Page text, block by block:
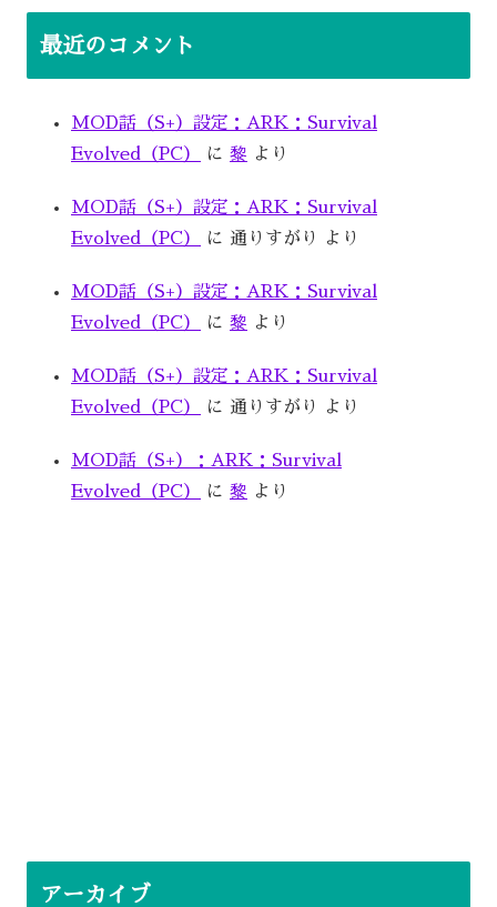
最近のコメント
MOD話（S+）設定：ARK：Survival
Evolved（PC）
に 黎 より
MOD話（S+）設定：ARK：Survival
Evolved（PC）
に 通りすがり より
MOD話（S+）設定：ARK：Survival
Evolved（PC）
に 黎 より
MOD話（S+）設定：ARK：Survival
Evolved（PC）
に 通りすがり より
MOD話（S+）：ARK：Survival
Evolved（PC）
に 黎 より
アーカイブ